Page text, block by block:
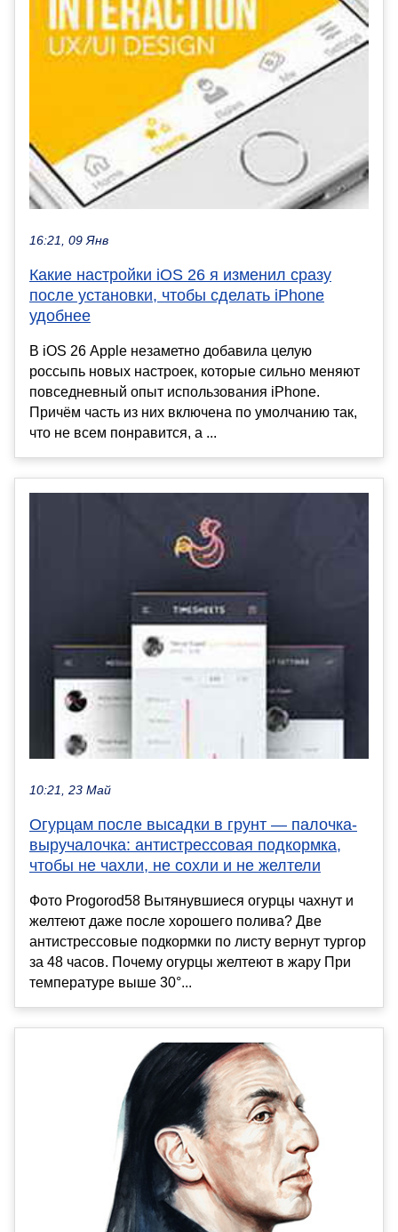
16:21, 09 Янв
Какие настройки iOS 26 я изменил сразу
после установки, чтобы сделать iPhone
удобнее
В iOS 26 Apple незаметно добавила целую
россыпь новых настроек, которые сильно меняют
повседневный опыт использования iPhone.
Причём часть из них включена по умолчанию так,
что не всем понравится, а ...
10:21, 23 Май
Огурцам после высадки в грунт — палочка-
выручалочка: антистрессовая подкормка,
чтобы не чахли, не сохли и не желтели
Фото Progorod58 Вытянувшиеся огурцы чахнут и
желтеют даже после хорошего полива? Две
антистрессовые подкормки по листу вернут тургор
за 48 часов. Почему огурцы желтеют в жару При
температуре выше 30°...